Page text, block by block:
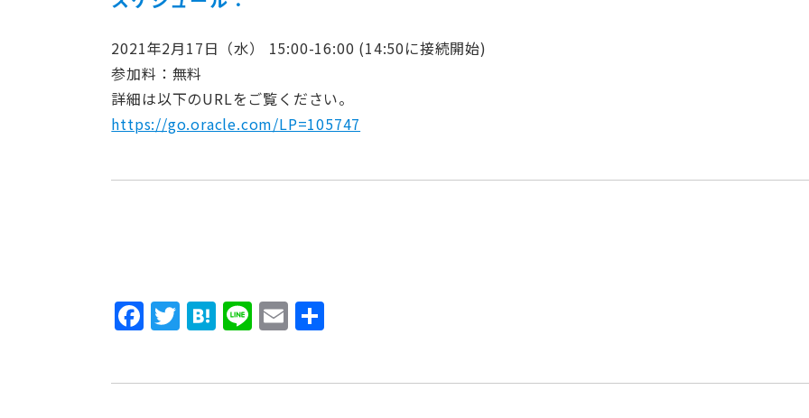
2021年2月17日（水） 15:00-16:00 (14:50に接続開始)
参加料：無料
詳細は以下のURLをご覧ください。
https://go.oracle.com/LP=105747
Facebook
Twitter
Hatena
LineEmail